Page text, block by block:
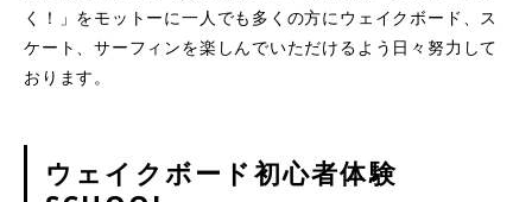
く！」をモットーに一人でも多くの方にウェイクボード、ス
ケート、サーフィンを楽しんでいただけるよう日々努力して
おります。
ウェイクボード初心者体験